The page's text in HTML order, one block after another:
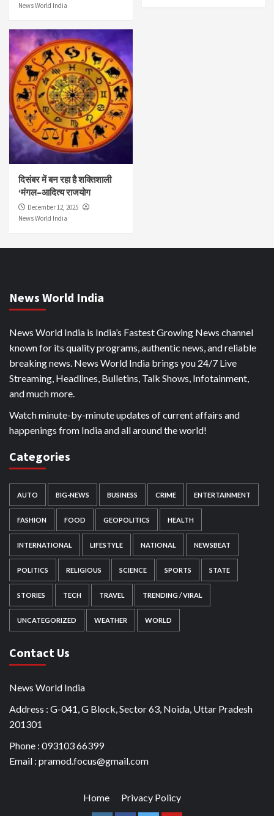
News World India
दिसंबर में बन रहा है शक्तिशाली
‘मंगल–आदित्य राजयोग
December 12, 2025
News World India
News World India
News World India is India’s Fastest Growing News channel
known for its quality programs, authentic news, and reliable
breaking news. News World India brings you 24/7 Live
Streaming, Headlines, Bulletins, Talk Shows, Infotainment,
and much more.
Watch minute-by-minute updates of current affairs and
happenings from India and all around the world!
Categories
AUTO BIG-NEWS BUSINESS CRIME ENTERTAINMENT
FASHION FOOD GEOPOLITICS HEALTH
INTERNATIONAL LIFESTYLE NATIONAL NEWSBEAT
POLITICS RELIGIOUS SCIENCE SPORTS STATE
STORIES TECH TRAVEL TRENDING / VIRAL
UNCATEGORIZED WEATHER WORLD
Contact Us
News World India
Address : G-041, G Block, Sector 63, Noida, Uttar Pradesh
201301
Phone : 093103 66399
Email : pramod.focus@gmail.com
Home Privacy Policy